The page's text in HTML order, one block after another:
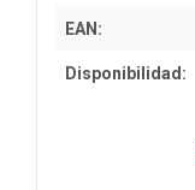
EAN:
Disponibilidad: